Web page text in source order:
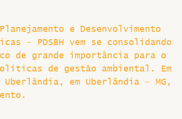
Suplentes Você Sabia Divulgações
e Desenvolvimento
– PDSBH vem se consolidando
de grande importância para o
de gestão ambiental. Em
em Uberlândia – MG,